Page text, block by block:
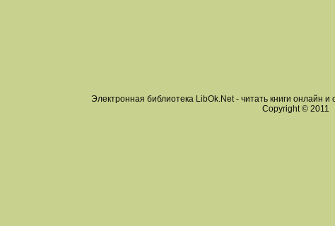
Электронная библиотека LibOk.Net - читать книги онлайн и
Copyright © 2011